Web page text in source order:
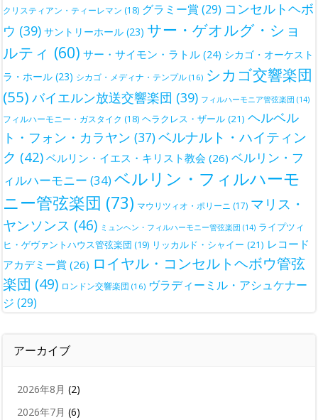
クリスティアン・ティーレマン (18) グラミー賞 (29) コンセルトヘボ
ウ (39) サントリーホール (23) サー・ゲオルグ・ショ
ルティ (60) サー・サイモン・ラトル (24) シカゴ・オーケスト
ラ・ホール (23) シカゴ・メディナ・テンプル (16) シカゴ交響楽団
(55) バイエルン放送交響楽団 (39) フィルハーモニア管弦楽団 (14)
フィルハーモニー・ガスタイク (18) ヘラクレス・ザール (21) ヘルベル
ト・フォン・カラヤン (37)ベルナルト・ハイティン
ク (42) ベルリン・イエス・キリスト教会 (26) ベルリン・フ
ィルハーモニー (34)ベルリン・フィルハーモ
ニー管弦楽団 (73) マウリツィオ・ポリーニ (17) マリス・
ヤンソンス (46) ミュンヘン・フィルハーモニー管弦楽団 (14) ライプツィ
ヒ・ゲヴァントハウス管弦楽団 (19) リッカルド・シャイー (21) レコード
アカデミー賞 (26) ロイヤル・コンセルトヘボウ管弦
楽団 (49) ロンドン交響楽団 (16) ヴラディーミル・アシュケナー
ジ (29)
アーカイブ
2026年8月 (2)
2026年7月 (6)